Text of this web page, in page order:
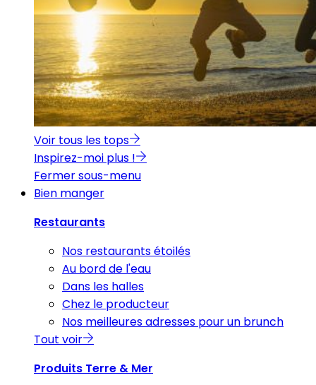
Voir tous les tops
Inspirez-moi plus !
Fermer sous-menu
Bien manger
Restaurants
Nos restaurants étoilés
Au bord de l'eau
Dans les halles
Chez le producteur
Nos meilleures adresses pour un brunch
Tout voir
Produits Terre & Mer